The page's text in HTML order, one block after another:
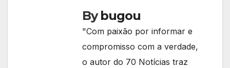
Bybugou
"Com paixão por informar e
compromisso com a verdade,
o autor do 70 Notícias traz